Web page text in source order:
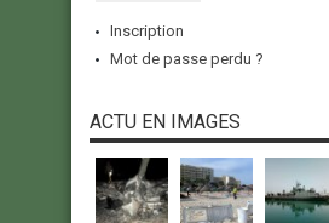
Inscription
Mot de passe perdu ?
ACTU EN IMAGES